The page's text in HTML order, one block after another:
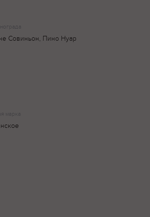
Совиньон, Пино Нуар
марка